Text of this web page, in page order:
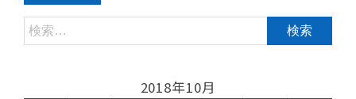
2018年10月